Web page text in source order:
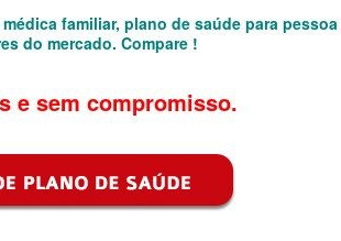
familiar, plano de saúde para pessoa
do mercado. Compare !
e sem compromisso.